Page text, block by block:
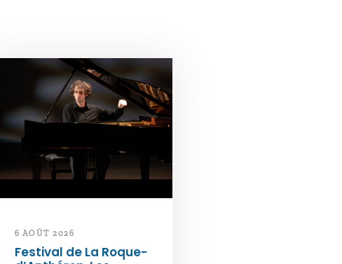
6 AOÛT 2026
Festival de La Roque-